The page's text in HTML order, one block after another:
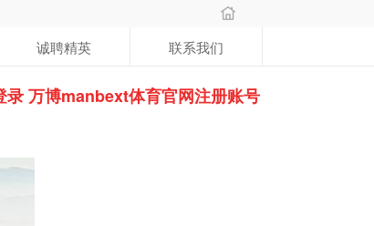
诚聘精英 联系我们
万博manbext体育官网注册账号